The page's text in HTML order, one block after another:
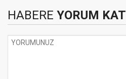
HABERE YORUM KAT